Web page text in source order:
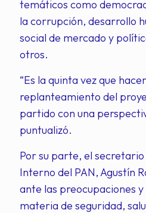
temáticos como
la corrupción, desarrollo
social de mercado y
otros.
“Es la quinta vez que
replanteamiento del
partido con una
puntualizó.
Por su parte, el
Interno del PAN, Agustín
ante las preocupaciones
materia de seguridad,